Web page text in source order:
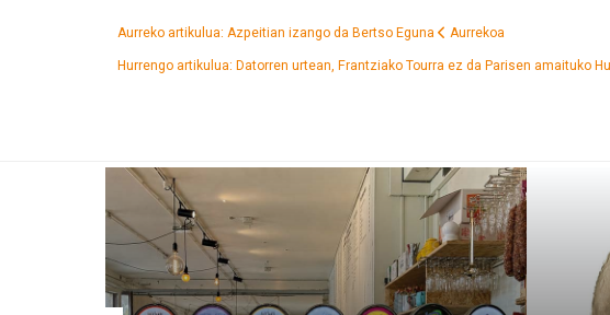
Aurreko artikulua: Azpeitian izango da Bertso Eguna
Aurrekoa
Hurrengo artikulua: Datorren urtean, Frantziako Tourra ez da Parisen amaituko